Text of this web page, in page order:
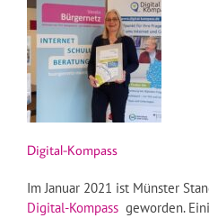
Digital-Kompass
Im Januar 2021 ist Münster
Digital-Kompassgeworden.